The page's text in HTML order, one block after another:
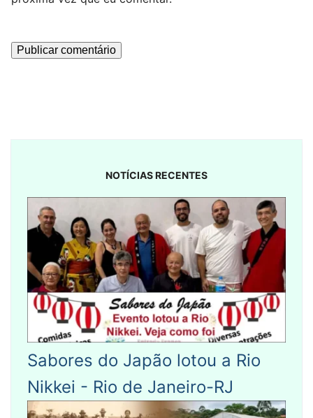
NOTÍCIAS RECENTES
Sabores do Japão lotou a Rio
Nikkei - Rio de Janeiro-RJ